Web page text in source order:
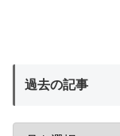
過去の記事